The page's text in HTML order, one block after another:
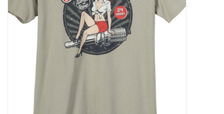
OVERHEMDEN
BROEKEN / SHORTS
BODYWARMERS